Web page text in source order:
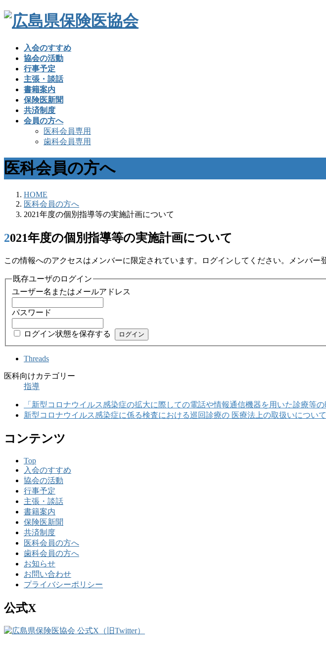
入会のすすめ
協会の活動
行事予定
主張・談話
書籍案内
保険医新聞
共済制度
会員の方へ
医科会員専用
歯科会員専用
医科会員の方へ
HOME
医科会員の方へ
2021年度の個別指導等の実施計画について
2021年度の個別指導等の実施計画について
この情報へのアクセスはメンバーに限定されています。ログインしてください。メンバー
既存ユーザのログイン
ユーザー名またはメールアドレス
パスワード
ログイン状態を保存する
Threads
医科向けカテゴリー
指導
「新型コロナウイルス感染症の拡大に際しての電話や情報通信機器を用いた診療等
新型コロナウイルス感染症に係る検査における巡回診療の 医療法上の取扱いについ
コンテンツ
Top
入会のすすめ
協会の活動
行事予定
主張・談話
書籍案内
保険医新聞
共済制度
医科会員の方へ
歯科会員の方へ
お知らせ
お問い合わせ
プライバシーポリシー
公式X